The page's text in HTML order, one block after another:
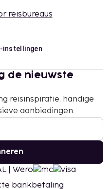
reisbureaus
instellingen
de nieuwste
reisinspiratie, handige
aanbiedingen.